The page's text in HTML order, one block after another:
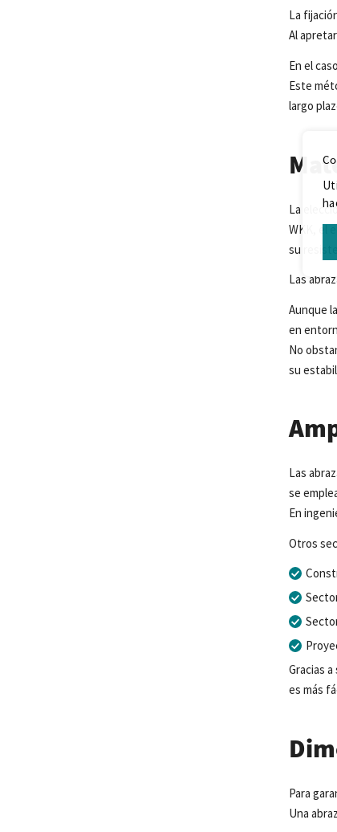
La
Alapretar
Enel
Este
largo
La
WKK,
el
su
Las
Aunque
en
No
su
Las
se
En
Otros
Gracias
es más
Para
Una